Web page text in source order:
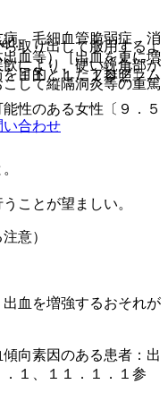
取り出して服用するよ
により、硬い鋭角部が
して縦隔洞炎等の重篤
、毛細血管脆弱症、消
血等）［出血を更に増
１１．１．１参照〕。
性のある女性〔９．５
ことが望ましい。
意）
血を増強するおそれが
向素因のある患者：出
１、１１．１．１参
目的としたプログラム
い合わせ